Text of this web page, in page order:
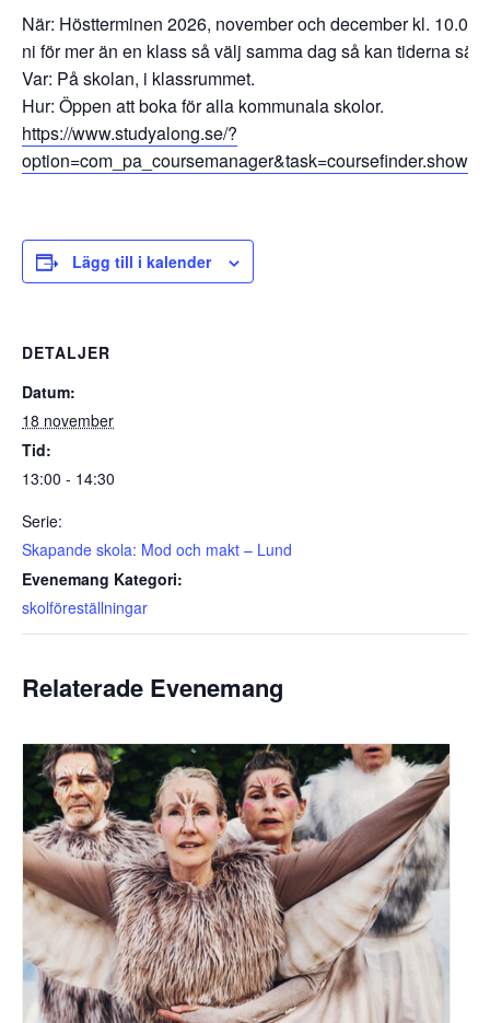
När: Höstterminen 2026, november och december kl.
ni för mer än en klass så välj samma dag så kan tiderna
Var: På skolan, i klassrummet.
Hur: Öppen att boka för alla kommunala skolor.
https://www.studyalong.se/?
Lägg till i kalender
DETALJER
Datum:
18 november
Tid:
13:00 - 14:30
Serie:
Skapande skola: Mod och makt – Lund
Evenemang Kategori:
skolföreställningar
Relaterade Evenemang